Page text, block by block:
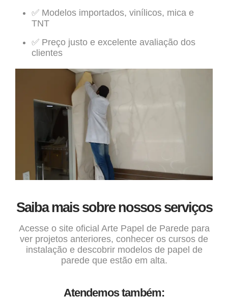
✅ Modelos importados, vinílicos, mica e
TNT
✅ Preço justo e excelente avaliação dos
clientes
Saiba mais sobre nossos serviços
Acesse o site oficial Arte Papel de Parede para
ver projetos anteriores, conhecer os cursos de
instalação e descobrir modelos de papel de
parede que estão em alta.
Atendemos também: